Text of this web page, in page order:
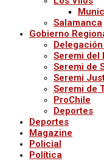
Salamanca
Gobierno
Seremi del
Seremi de
Seremi
Seremi de
ProChile
Deportes
Deportes
Magazine
Policial
Política